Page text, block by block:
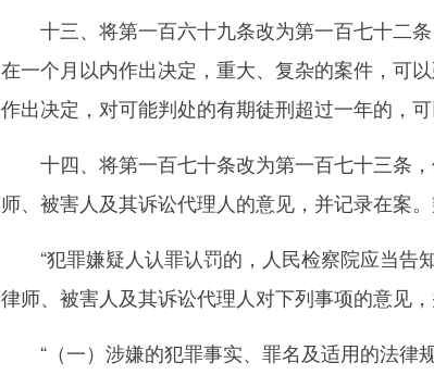
十三、将第一百六十九条改为第一百七十二条
在一个月以内作出决定，重大、复杂的案件，可
作出决定，对可能判处的有期徒刑超过一年的，
十四、将第一百七十条改为第一百七十三条，
师、被害人及其诉讼代理人的意见，并记录在案
“犯罪嫌疑人认罪认罚的，人民检察院应当告
律师、被害人及其诉讼代理人对下列事项的意见，
“（一）涉嫌的犯罪事实、罪名及适用的法律